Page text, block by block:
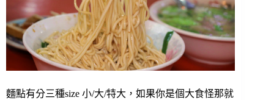
麵點有分三種size 小/大/特大，如果你是個大食怪那就